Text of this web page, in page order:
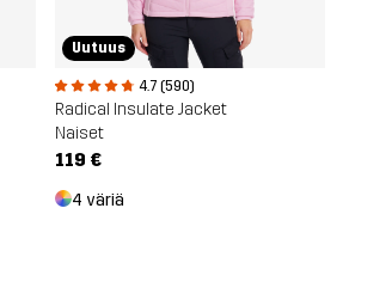
Uutuus
4.7 (590)
Radical Insulate Jacket
Naiset
119 €
4 väriä